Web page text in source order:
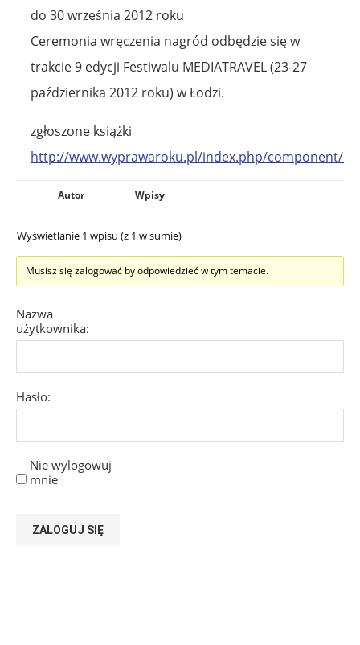
do 30 września 2012 roku
Ceremonia wręczenia nagród odbędzie się w
trakcie 9 edycji Festiwalu MEDIATRAVEL (23-27
października 2012 roku) w Łodzi.
zgłoszone książki
http://www.wyprawaroku.pl/index.php/component/
Autor Wpisy
Wyświetlanie 1 wpisu (z 1 w sumie)
Musisz się zalogować by odpowiedzieć w tym temacie.
Nazwa
użytkownika:
Hasło:
Nie wylogowuj
mnie
ZALOGUJ SIĘ